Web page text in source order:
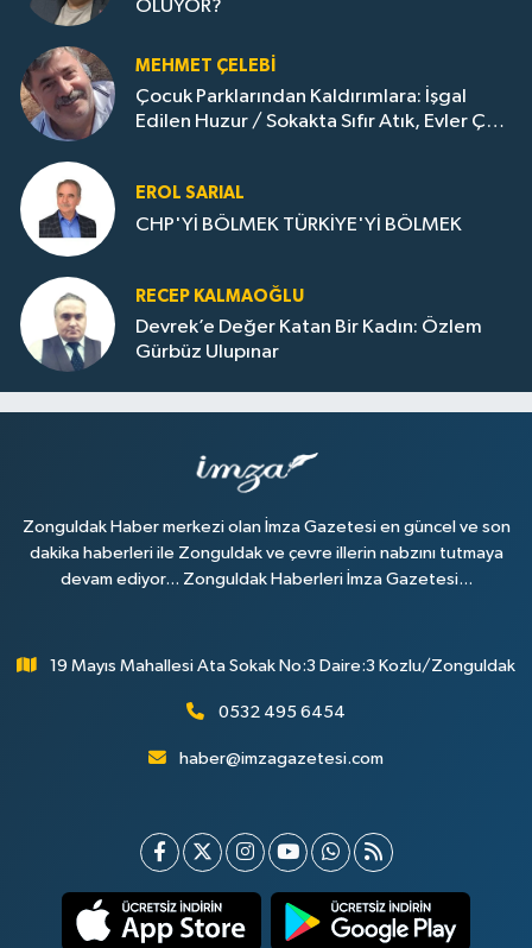
OLUYOR?
MEHMET ÇELEBI
Çocuk Parklarından Kaldırımlara: İşgal
Edilen Huzur / Sokakta Sıfır Atık, Evler Çöp
EROL SARIAL
CHP'Yİ BÖLMEK TÜRKİYE'Yİ BÖLMEK
RECEP KALMAOĞLU
Devrek’e Değer Katan Bir Kadın: Özlem
Gürbüz Ulupınar
Zonguldak Haber merkezi olan İmza Gazetesi en güncel ve son
dakika haberleri ile Zonguldak ve çevre illerin nabzını tutmaya
devam ediyor... Zonguldak Haberleri İmza Gazetesi...
19 Mayıs Mahallesi Ata Sokak No:3 Daire:3 Kozlu/Zonguldak
0532 495 6454
haber@imzagazetesi.com